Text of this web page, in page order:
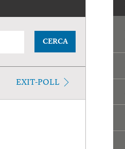
CERCA
EXIT-POLL